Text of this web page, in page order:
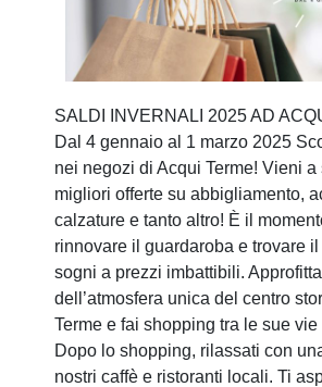
SALDI INVERNALI 2025 AD
Dal 4 gennaio al 1 marzo 2025
nei negozi di Acqui Terme! Vieni a
migliori offerte su abbigliamento,
calzature e tanto altro! È il
rinnovare il guardaroba e trovare
sogni a prezzi imbattibili. Approfitta
dell’atmosfera unica del centro
Terme e fai shopping tra le sue
Dopo lo shopping, rilassati con
nostri caffè e ristoranti locali. Ti